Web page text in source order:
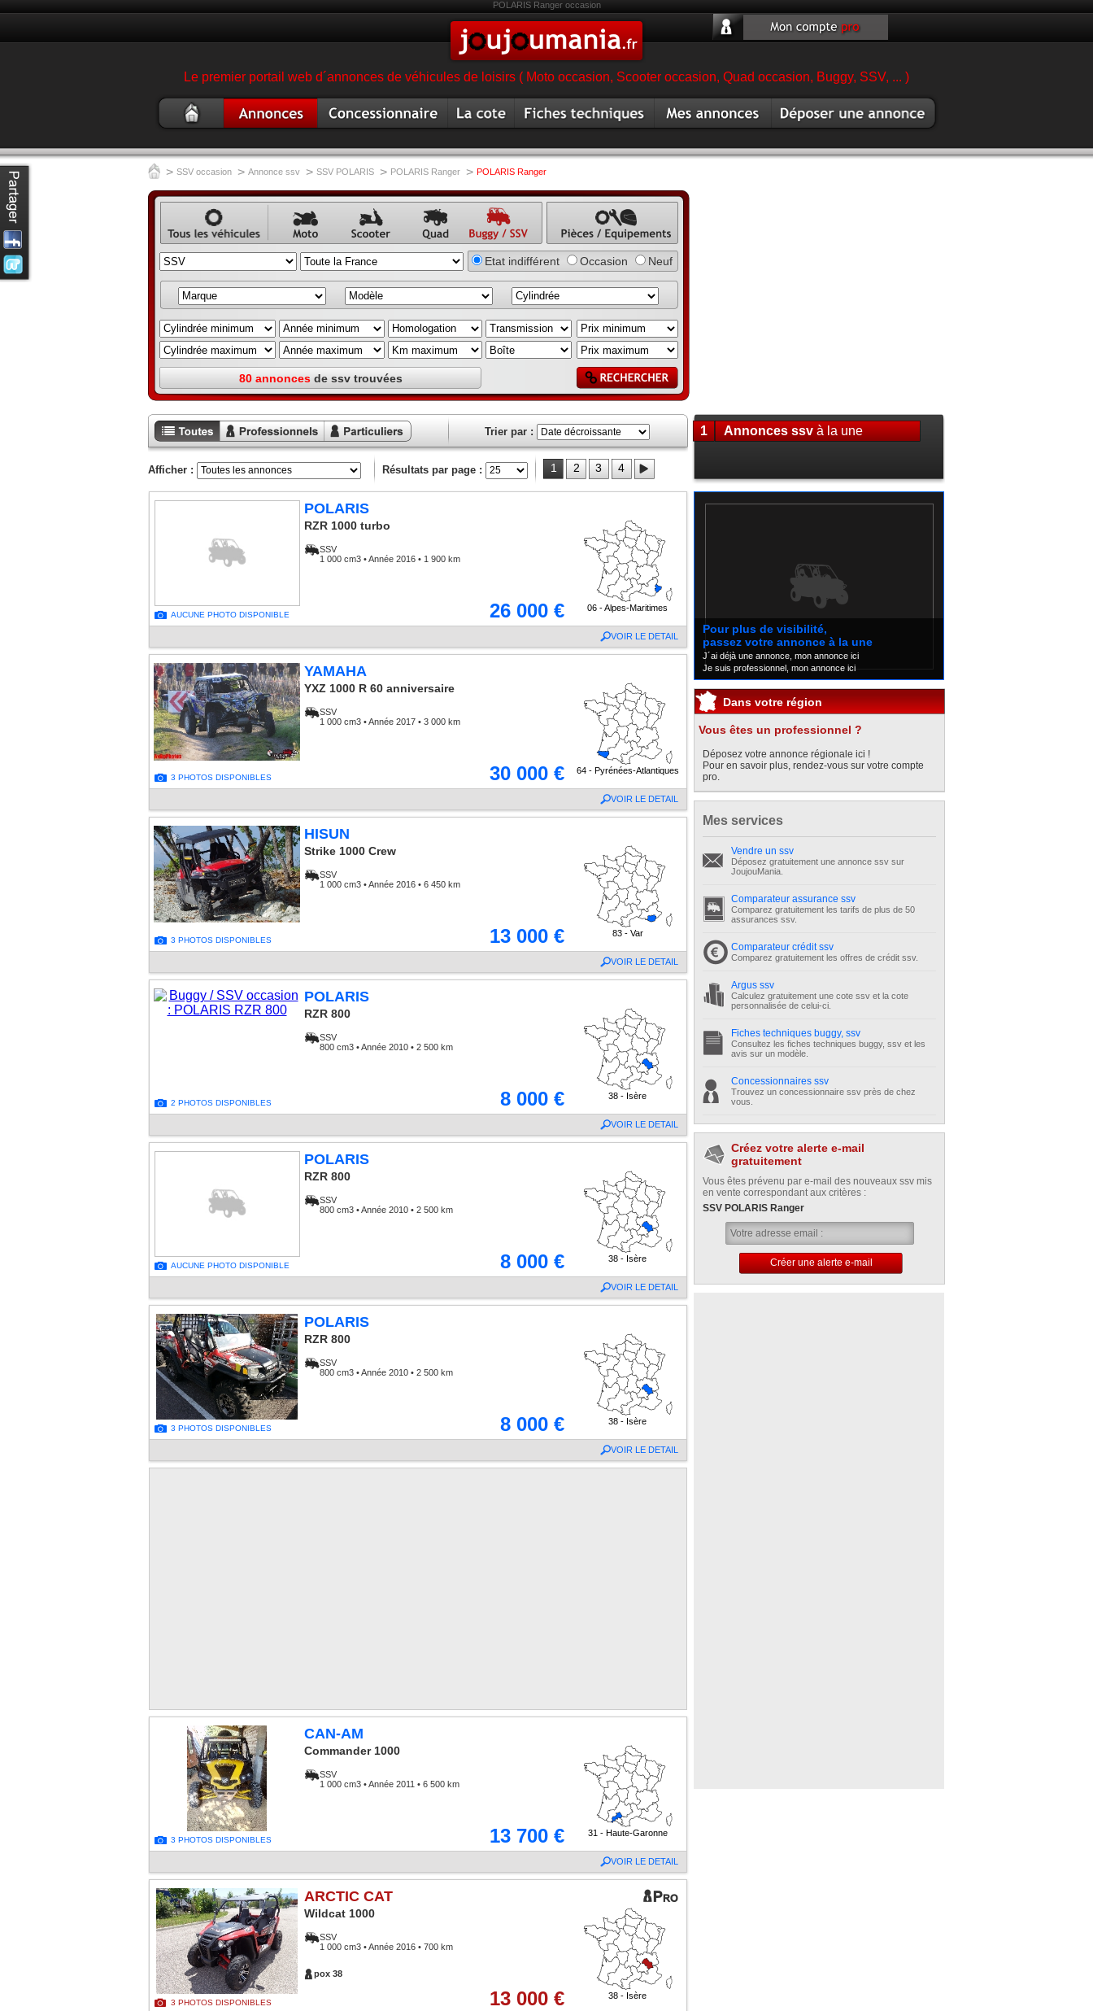
POLARIS Ranger occasion
Le premier portail web d´annonces de véhicules de loisirs ( Moto occasion, Scooter occasion, Quad occasion, Buggy, SSV, ... )
occasion
ssv
garage magasin
buggy ssv
buggy ssv ssv
buggy ssv occasion
> SSV occasion > Annonce ssv > SSV POLARIS > POLARIS Ranger > POLARIS Ranger
Annonce
véhicule
occasion
Annonce
moto
Annonce
scooter
Annonce
Annonce
buggy,
annonce
SSV
Annonce pièce,
équipement,
accessoire
Etat indifférent Occasion Neuf
80 annoncesde ssv trouvées
Toutes les
annonces
Annonces
professionnels
Annonces
particuliers
Trier par :
Afficher : Résultats par page : 1 2 3 4
AUCUNE PHOTO DISPONIBLE
POLARIS
RZR 1000 turbo
SSV
1 000 cm3 • Année 2016 • 1 900 km
26 000 € 06 - Alpes-Maritimes
VOIR LE DETAIL
3 PHOTOS DISPONIBLES
YAMAHA
YXZ 1000 R 60 anniversaire
SSV
1 000 cm3 • Année 2017 • 3 000 km
30 000 € 64 - Pyrénées-Atlantiques
VOIR LE DETAIL
3 PHOTOS DISPONIBLES
HISUN
Strike 1000 Crew
SSV
1 000 cm3 • Année 2016 • 6 450 km
13 000 € 83 - Var
VOIR LE DETAIL
2 PHOTOS DISPONIBLES
POLARIS
RZR 800
SSV
800 cm3 • Année 2010 • 2 500 km
8 000 € 38 - Isère
VOIR LE DETAIL
AUCUNE PHOTO DISPONIBLE
POLARIS
RZR 800
SSV
800 cm3 • Année 2010 • 2 500 km
8 000 € 38 - Isère
VOIR LE DETAIL
3 PHOTOS DISPONIBLES
POLARIS
RZR 800
SSV
800 cm3 • Année 2010 • 2 500 km
8 000 € 38 - Isère
VOIR LE DETAIL
3 PHOTOS DISPONIBLES
CAN-AM
Commander 1000
SSV
1 000 cm3 • Année 2011 • 6 500 km
13 700 € 31 - Haute-Garonne
VOIR LE DETAIL
3 PHOTOS DISPONIBLES
ARCTIC CAT
Wildcat 1000
SSV
1 000 cm3 • Année 2016 • 700 km
pox 38
13 000 € 38 - Isère
1 Annonces ssvà la une
Pour plus de visibilité,
passez votre annonce à la une
J´ai déjà une annonce, mon annonce ici
Je suis professionnel, mon annonce ici
Dans votre région
Vous êtes un professionnel ?
Déposez votre annonce régionale ici !
Pour en savoir plus, rendez-vous sur votre compte
pro.
Mes services
Vendre un ssv
Déposez gratuitement une annonce ssv sur
JoujouMania.
Comparateur assurance ssv
Comparez gratuitement les tarifs de plus de 50
assurances ssv.
Comparateur crédit ssv
Comparez gratuitement les offres de crédit ssv.
Argus ssv
Calculez gratuitement une cote ssv et la cote
personnalisée de celui-ci.
Fiches techniques buggy, ssv
Consultez les fiches techniques buggy, ssv et les
avis sur un modèle.
Concessionnaires ssv
Trouvez un concessionnaire ssv près de chez
vous.
Créez votre alerte e-mail
gratuitement
Vous êtes prévenu par e-mail des nouveaux ssv mis
en vente correspondant aux critères :
SSV POLARIS Ranger
Créer une alerte e-mail